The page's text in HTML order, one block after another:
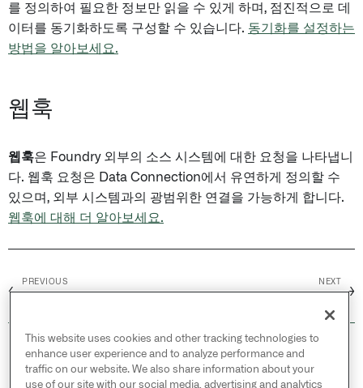
를 정의하여 필요한 정보만 읽을 수 있게 하며, 점진적으로 데
이터를 동기화하도록 구성할 수 있습니다. 동기화를 설정하는
방법을 알아보세요.
웹훅
웹훅은 Foundry 외부의 소스 시스템에 대한 요청을 나타냅니
다. 웹훅 요청은 Data Connection에서 유연하게 정의할 수
있으며, 외부 시스템과의 광범위한 연결을 가능하게 합니다.
웹훅에 대해 더 알아보세요.
←
PREVIOUS NEXT
→
© 2026 Palantir Technologies Inc. All rights
reserved.
This website uses cookies and other tracking technologies to
enhance user experience and to analyze performance and
traffic on our website. We also share information about your
use of our site with our social media, advertising and analytics